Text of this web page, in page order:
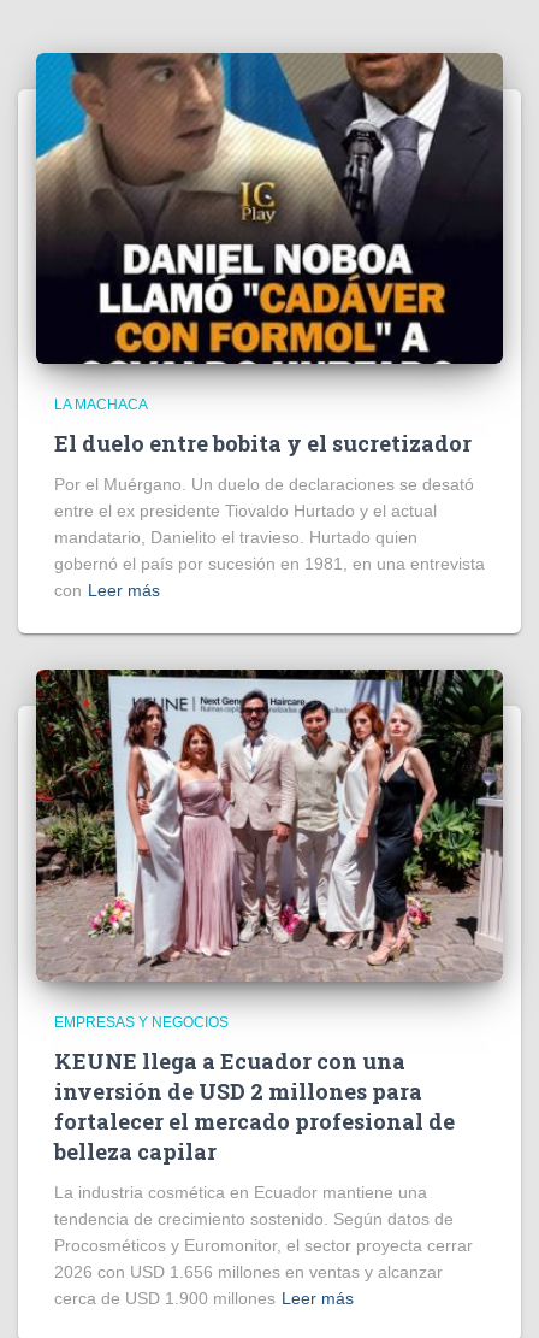
LA MACHACA
El duelo entre bobita y el sucretizador
Por el Muérgano. Un duelo de declaraciones se desató
entre el ex presidente Tiovaldo Hurtado y el actual
mandatario, Danielito el travieso. Hurtado quien
gobernó el país por sucesión en 1981, en una entrevista
con Leer más
EMPRESAS Y NEGOCIOS
KEUNE llega a Ecuador con una
inversión de USD 2 millones para
fortalecer el mercado profesional de
belleza capilar
La industria cosmética en Ecuador mantiene una
tendencia de crecimiento sostenido. Según datos de
Procosméticos y Euromonitor, el sector proyecta cerrar
2026 con USD 1.656 millones en ventas y alcanzar
cerca de USD 1.900 millones Leer más